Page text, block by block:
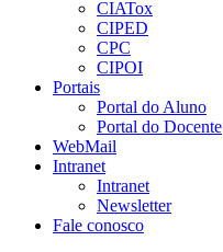
CIATox
CIPED
CPC
CIPOI
Portais
Portal do Aluno
Portal do Docente
WebMail
Intranet
Intranet
Newsletter
Fale conosco